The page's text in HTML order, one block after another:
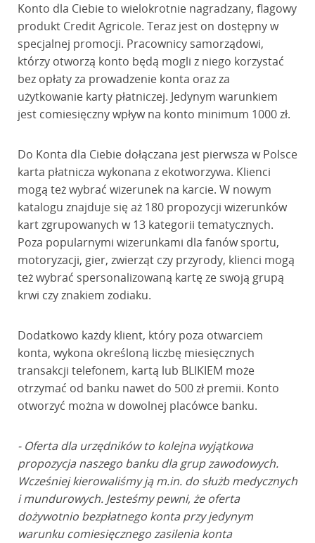
Konto dla Ciebie to wielokrotnie nagradzany, flagowy
produkt Credit Agricole. Teraz jest on dostępny w
specjalnej promocji. Pracownicy samorządowi,
którzy otworzą konto będą mogli z niego korzystać
bez opłaty za prowadzenie konta oraz za
użytkowanie karty płatniczej. Jedynym warunkiem
jest comiesięczny wpływ na konto minimum 1000 zł.
Do Konta dla Ciebie dołączana jest pierwsza w Polsce
karta płatnicza wykonana z ekotworzywa. Klienci
mogą też wybrać wizerunek na karcie. W nowym
katalogu znajduje się aż 180 propozycji wizerunków
kart zgrupowanych w 13 kategorii tematycznych.
Poza popularnymi wizerunkami dla fanów sportu,
motoryzacji, gier, zwierząt czy przyrody, klienci mogą
też wybrać spersonalizowaną kartę ze swoją grupą
krwi czy znakiem zodiaku.
Dodatkowo każdy klient, który poza otwarciem
konta, wykona określoną liczbę miesięcznych
transakcji telefonem, kartą lub BLIKIEM może
otrzymać od banku nawet do 500 zł premii. Konto
otworzyć można w dowolnej placówce banku.
- Oferta dla urzędników to kolejna wyjątkowa
propozycja naszego banku dla grup zawodowych.
Wcześniej kierowaliśmy ją m.in. do służb medycznych
i mundurowych. Jesteśmy pewni, że oferta
dożywotnio bezpłatnego konta przy jedynym
warunku comiesięcznego zasilenia konta